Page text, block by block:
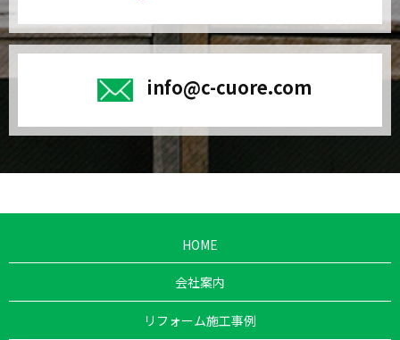
info@c-cuore.com
HOME
会社案内
リフォーム施工事例